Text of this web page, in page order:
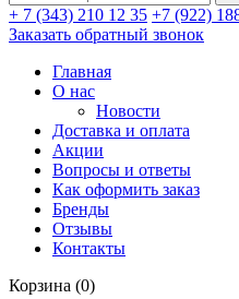
+ 7 (343) 210 12 35 +7 (922)
Заказать обратный звонок
Главная
О нас
Новости
Доставка и оплата
Акции
Вопросы и ответы
Как оформить заказ
Бренды
Отзывы
Контакты
Корзина (0)